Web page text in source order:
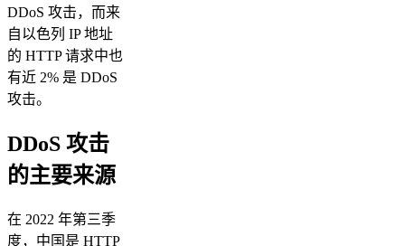
DDoS 攻击，而来
自以色列 IP 地址
的 HTTP 请求中也
有近 2% 是 DDoS
攻击。
DDoS 攻击
的主要来源
在 2022 年第三季
度，中国是 HTTP